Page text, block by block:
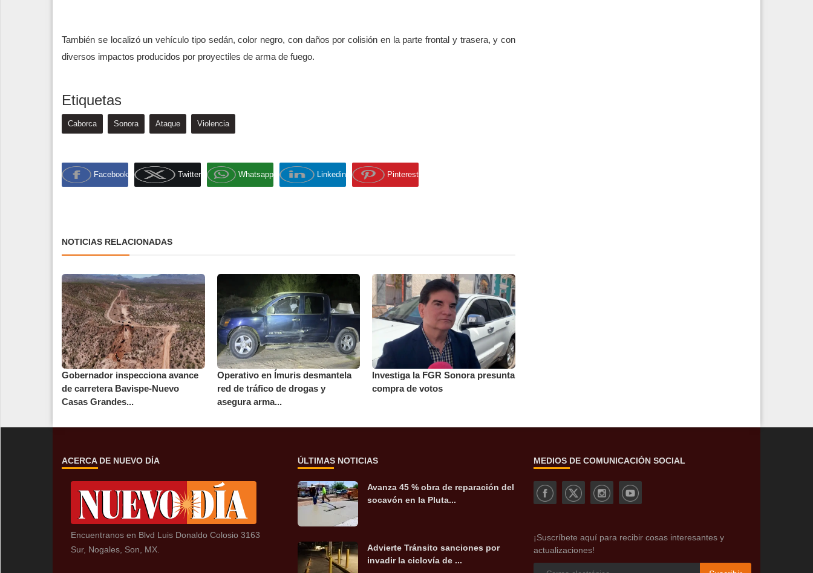
También se localizó un vehículo tipo sedán, color negro, con daños por colisión en la parte frontal y trasera, y con
diversos impactos producidos por proyectiles de arma de fuego.
Etiquetas
Caborca Sonora Ataque Violencia
Facebook Twitter Whatsapp Linkedin Pinterest
NOTICIAS RELACIONADAS
Gobernador inspecciona avance
de carretera Bavispe-Nuevo
Casas Grandes...
Operativo en Ímuris desmantela
red de tráfico de drogas y
asegura arma...
Investiga la FGR Sonora presunta
compra de votos
ACERCA DE NUEVO DÍA
Encuentranos en Blvd Luis Donaldo Colosio 3163
Sur, Nogales, Son, MX.
ÚLTIMAS NOTICIAS
Avanza 45 % obra de reparación del
socavón en la Pluta...
Advierte Tránsito sanciones por
invadir la ciclovía de ...
MEDIOS DE COMUNICACIÓN SOCIAL
¡Suscríbete aquí para recibir cosas interesantes y
actualizaciones!